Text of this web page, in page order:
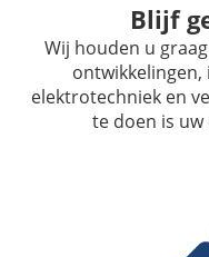
Blijf
Wij houden u
elektrotechniek en
te doen is